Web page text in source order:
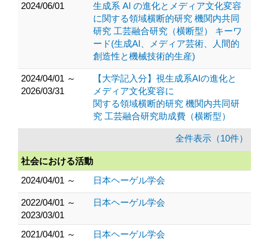
2024/06/01
生成系 AI の進化とメディア文化変容
に関する領域横断的研究 機関内共同
研究 工芸融合研究（横断型） キーワ
ード(生成AI、メディア芸術、人間的
創造性と機械技術的生産)
2024/04/01 ～
2026/03/31
【大学記入分】視生成系AIの進化と
メディア文化変容に
関する領域横断的研究 機関内共同研
究 工芸融合研究助成費（横断型）
全件表示（10件）
社会における活動
2024/04/01 ～
日本ヘーゲル学会
2022/04/01 ～
2023/03/01
日本ヘーゲル学会
2021/04/01 ～
日本ヘーゲル学会